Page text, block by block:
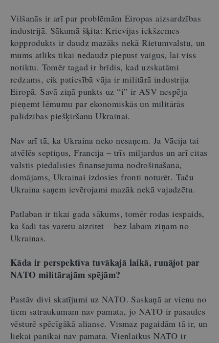
Vilšanās ir arī par problēmām Eiropas aizsardzības
industrijā. Sākumā šķita: Krievijas iekšzemes
kopprodukts ir daudz mazāks nekā Rietumvalstu, un
mums atliks tikai nedaudz piepūst vaigus, lai viss
notiktu. Tomēr tagad ir brīdis, kad uzskatāmi
redzams, cik patiesībā vāja ir militārā industrija
Eiropā. Savā ziņā punkts uz “i” ir ASV nespēja
pieņemt lēmumu par ekonomiskās un militārās
palīdzības piešķiršanu Ukrainai.
Nav arī tā, ka Ukraina neko nesaņem. Ja Vācija tai
atvēlēs septiņus, Francija – trīs miljardus un arī citas
valstis piedalīsies finansējuma nodrošināšanā,
domājams, Ukrainai izdosies fronti noturēt. Taču
Ukraina saņem ievērojami mazāk nekā vajadzētu.
Patlaban ir tikai gada sākums, tomēr rodas iespaids,
ka šādi tas varētu aizritēt – bez labām ziņām no
Ukrainas.
Kāda ir perspektīva tuvākajā laikā, runājot par
NATO militārajām spējām?
Pastāv divi skatījumi uz NATO. Saskaņā ar vienu no
tiem satraukumam nav pamata, jo NATO ir pasaules
vēsturē spēcīgākā alianse. Vismaz pagaidām tā ir, un
liekai panikai nav pamata. Vienlaikus NATO ir